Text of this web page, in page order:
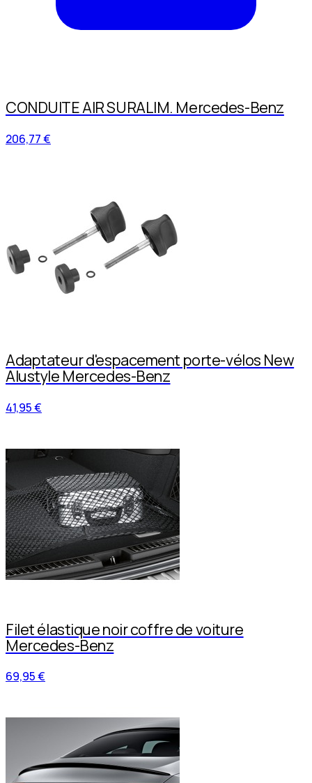
CONDUITE AIR SURALIM. Mercedes-Benz
206,77 €
Adaptateur d'espacement porte-vélos New
Alustyle Mercedes-Benz
41,95 €
Filet élastique noir coffre de voiture
Mercedes-Benz
69,95 €